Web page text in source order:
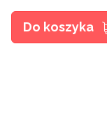
Do koszyka